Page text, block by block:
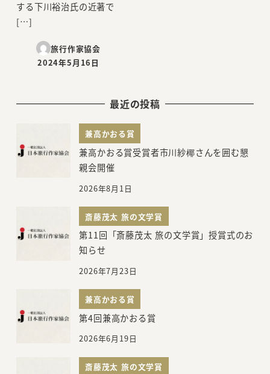
する下川裕治氏の近著で
[…]
旅行作家協会
投稿日
2024年5月16日
最近の投稿
兼高かおる賞
兼高かおる賞受賞者市川紗椰さんを囲む懇
親会開催
2026年8月1日
斎藤茂太 旅の文学賞
第11回「斎藤茂太 旅の文学賞」授賞式のお
知らせ
2026年7月23日
兼高かおる賞
第4回兼高かおる賞
2026年6月19日
斎藤茂太 旅の文学賞